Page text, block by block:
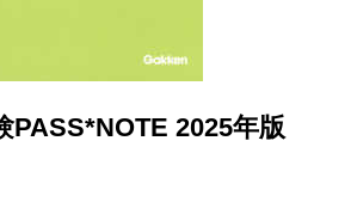
PASS*NOTE 2025年版